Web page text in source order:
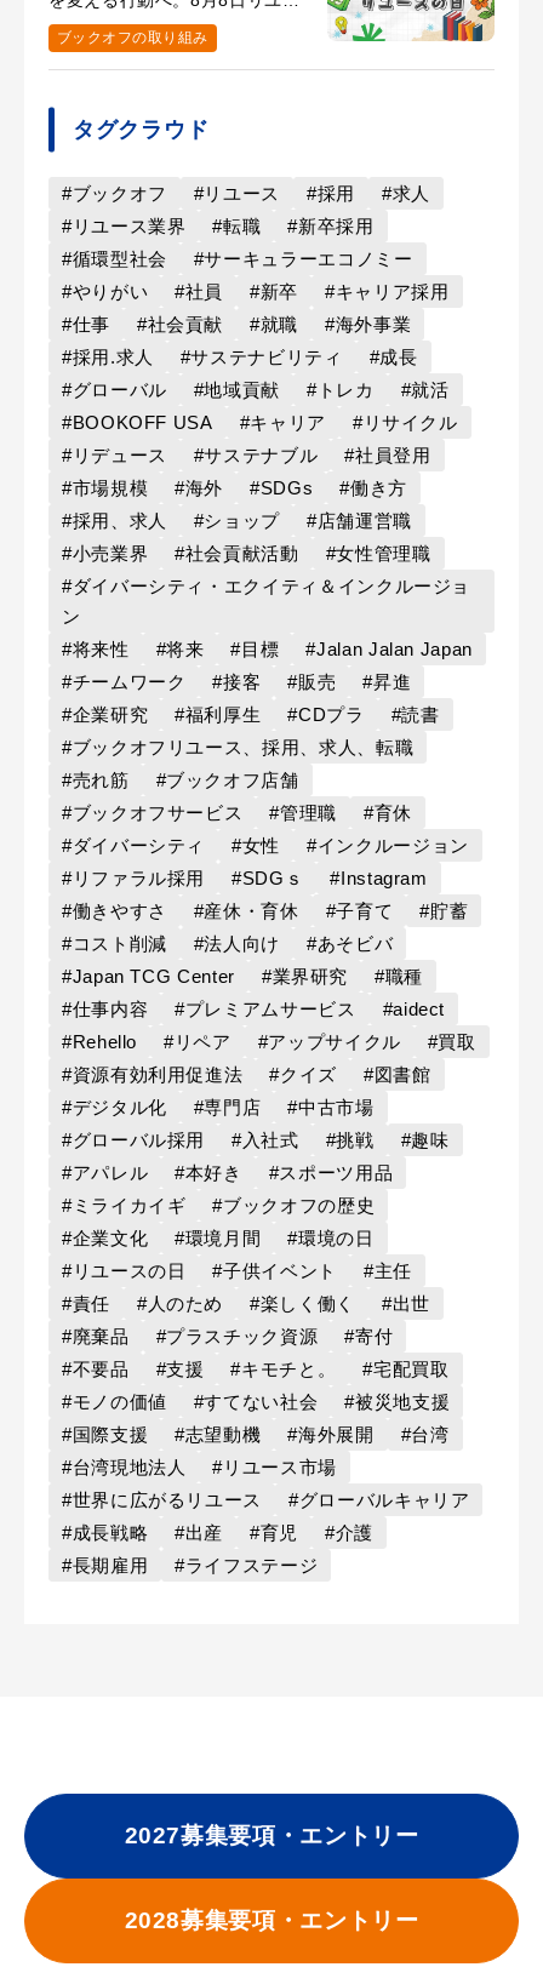
スの日の取り組み
ブックオフの取り組み
タグクラウド
#ブックオフ #リユース #採用
#求人
#リユース業界
#転職
#新卒採用
#循環型社会
#サーキュラーエコノミー
#やりがい
#社員 #新卒
#キャリア採用
#仕事
#社会貢献 #就職
#海外事業
#採用.求人
#サステナビリティ
#成長
#グローバル
#地域貢献 #トレカ
#就活
#BOOKOFF USA
#キャリア
#リサイクル
#リデュース
#サステナブル
#社員登用
#市場規模
#海外 #SDGs
#働き方
#採用、求人
#ショップ
#店舗運営職
#小売業界
#社会貢献活動
#女性管理職
#ダイバーシティ・エクイティ＆インクルージョ
ン
#将来性
#将来 #目標
#Jalan Jalan Japan
#チームワーク
#接客 #販売
#昇進
#企業研究
#福利厚生 #CDプラ
#読書
#ブックオフリユース、採用、求人、転職
#売れ筋
#ブックオフ店舗
#ブックオフサービス
#管理職
#育休
#ダイバーシティ
#女性
#インクルージョン
#リファラル採用
#SDGｓ
#Instagram
#働きやすさ
#産休・育休 #子育て
#貯蓄
#コスト削減
#法人向け
#あそビバ
#Japan TCG Center
#業界研究
#職種
#仕事内容
#プレミアムサービス
#aidect
#Rehello
#リペア #アップサイクル
#買取
#資源有効利用促進法
#クイズ
#図書館
#デジタル化
#専門店
#中古市場
#グローバル採用
#入社式 #挑戦
#趣味
#アパレル
#本好き
#スポーツ用品
#ミライカイギ
#ブックオフの歴史
#企業文化
#環境月間
#環境の日
#リユースの日
#子供イベント
#主任
#責任
#人のため #楽しく働く
#出世
#廃棄品
#プラスチック資源
#寄付
#不要品
#支援 #キモチと。
#宅配買取
#モノの価値
#すてない社会
#被災地支援
#国際支援
#志望動機 #海外展開
#台湾
#台湾現地法人
#リユース市場
#世界に広がるリユース
#グローバルキャリア
#成長戦略
#出産 #育児
#介護
#長期雇用
#ライフステージ
2027募集要項・エントリー
2028募集要項・エントリー